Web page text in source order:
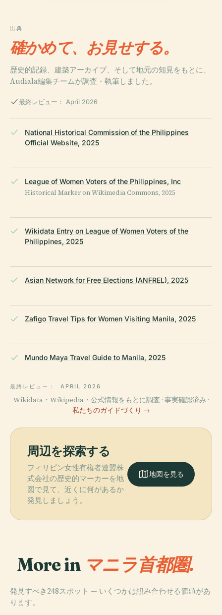
出典
確かめて、お見せする。
歴史的記録、建築アーカイブ、そして地元の知見をもとに、
Audiala編集チームが調査・執筆しました。
最終レビュー： April 2026
National Historical Commission of the Philippines
Official Website, 2025
League of Women Voters of the Philippines, Inc
Historical Marker on Wikimedia Commons, 2025
Wikidata Entry on League of Women Voters of the
Philippines, 2025
Asian Network for Free Elections (ANFREL), 2025
Zafigo Travel Tips for Women Visiting Manila, 2025
Mundo Maya Travel Guide to Manila, 2025
最終レビュー： APRIL 2026
Wikidata・Wikipedia・公式情報をもとに調査 · 事実確認済み ·
私たちのガイドづくり →
周辺を探索する
フィリピン女性有権者連盟株
式会社の歴史的マーカーを地
図で見て、近くに何があるか
発見しましょう。
地図を見る
More in マニラ首都圏.
発見すべき248スポット — いくつかは組み合わせる価値があ
ります。
PLACE
ケソンメモリア
リサール・メモ